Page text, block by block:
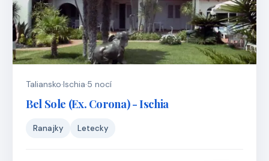
Taliansko·Ischia·5 nocí
Bel Sole (Ex. Corona) - Ischia
Ranajky Letecky